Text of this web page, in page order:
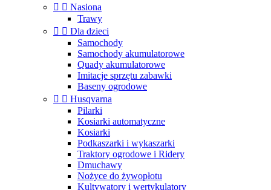
  Nasiona
Trawy
  Dla dzieci
Samochody
Samochody akumulatorowe
Quady akumulatorowe
Imitacje sprzętu zabawki
Baseny ogrodowe
  Husqvarna
Pilarki
Kosiarki automatyczne
Kosiarki
Podkaszarki i wykaszarki
Traktory ogrodowe i Ridery
Dmuchawy
Nożyce do żywopłotu
Kultywatory i wertykulatory